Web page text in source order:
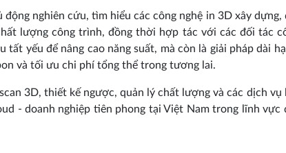
nghiên cứu, tìm hiểu các công nghệ in 3D xây
lượng công trình, đồng thời hợp tác với các đối tác
yếu để nâng cao năng suất, mà còn là giải pháp dài
và tối ưu chi phí tổng thể trong tương lai.
3D, thiết kế ngược, quản lý chất lượng và các dịch vụ
- doanh nghiệp tiên phong tại Việt Nam trong lĩnh vực